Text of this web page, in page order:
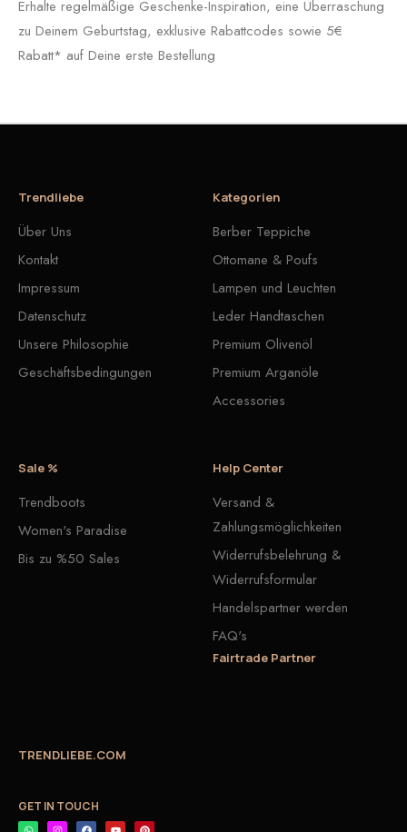
Erhalte regelmäßige Geschenke-Inspiration, eine Überraschung
zu Deinem Geburtstag, exklusive Rabattcodes sowie 5€
Rabatt* auf Deine erste Bestellung
Trendliebe
Über Uns
Kontakt
Impressum
Datenschutz
Unsere Philosophie
Geschäftsbedingungen
Kategorien
Berber Teppiche
Ottomane & Poufs
Lampen und Leuchten
Leder Handtaschen
Premium Olivenöl
Premium Arganöle
Accessories
Sale %
Trendboots
Women's Paradise
Bis zu %50 Sales
Help Center
Versand &
Zahlungsmöglichkeiten
Widerrufsbelehrung &
Widerrufsformular
Handelspartner werden
FAQ's
Fairtrade Partner
TRENDLIEBE.COM
GET IN TOUCH